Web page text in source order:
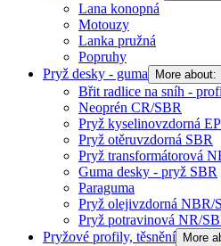
Lana konopná
Motouzy
Lanka pružná
Popruhy
Pryž desky - guma
More
Břit radlice na sníh -
Neoprén CR/SBR
Pryž kyselinovzdorná
Pryž otěruvzdorná SBR
Pryž transformátorová
Guma desky - pryž SBR
Paraguma
Pryž olejivzdorná NBR/
Pryž potravinová NR/
Pryžové profily, těsnění
More